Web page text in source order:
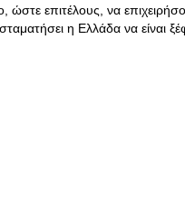
ώστε επιτέλους, να
η Ελλάδα να είναι